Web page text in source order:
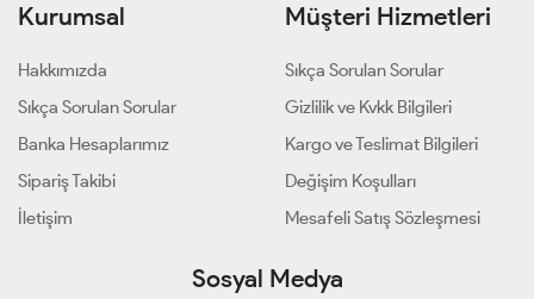
Kurumsal
Hakkımızda
Sıkça Sorulan Sorular
Banka Hesaplarımız
Sipariş Takibi
İletişim
Müşteri Hizmetleri
Sıkça Sorulan Sorular
Gizlilik ve Kvkk Bilgileri
Kargo ve Teslimat Bilgileri
Değişim Koşulları
Mesafeli Satış Sözleşmesi
Sosyal Medya